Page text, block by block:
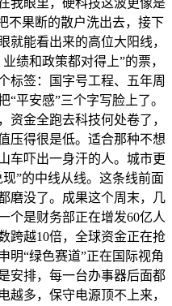
不果断的散户洗出去，接下
就能看出来的高位大阳线，
绩和政策都对得上”的票，
标签：国字号工程、五年周
平安感”三个字写脸上了。
资金全跑去科技何处卷了，
压得很是低。适合那种不想
车吓出一身汗的人。城市更
”的中线从线。这条线前面
磨没了。成果这个周末，几
个是财务部正在增发60亿人
跨越10倍，全球资金正在抢
明“绿色赛道”正在国际视角
安排，每一台办事器后面都
越多，保守电源顶不上来，